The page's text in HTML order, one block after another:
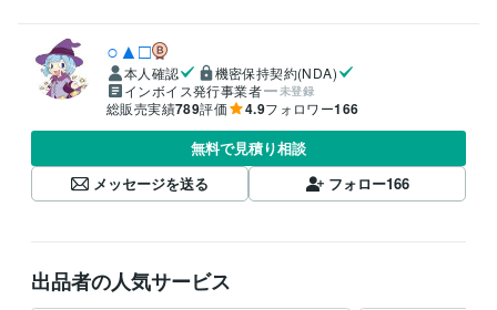
○▲□
本人確認
機密保持契約(NDA)
インボイス発行事業者
未登録
総販売実績789評価 4.9フォロワー166
無料で見積り相談
メッセージを送る
フォロー166
出品者の人気サービス